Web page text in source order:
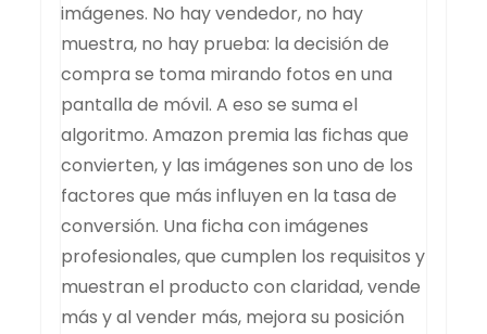
imágenes. No hay vendedor, no hay
muestra, no hay prueba: la decisión de
compra se toma mirando fotos en una
pantalla de móvil. A eso se suma el
algoritmo. Amazon premia las fichas que
convierten, y las imágenes son uno de los
factores que más influyen en la tasa de
conversión. Una ficha con imágenes
profesionales, que cumplen los requisitos y
muestran el producto con claridad, vende
más y al vender más, mejora su posición